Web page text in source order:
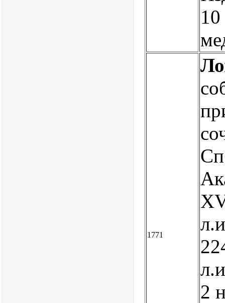
1771
2